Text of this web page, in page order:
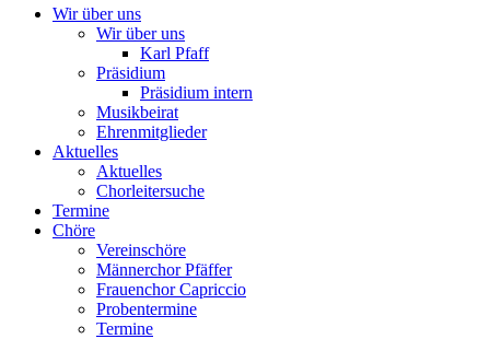
Wir über uns
Wir über uns
Karl Pfaff
Präsidium
Präsidium intern
Musikbeirat
Ehrenmitglieder
Aktuelles
Aktuelles
Chorleitersuche
Termine
Chöre
Vereinschöre
Männerchor Pfäffer
Frauenchor Capriccio
Probentermine
Termine